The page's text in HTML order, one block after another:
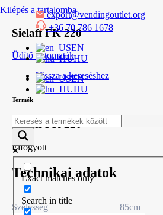
Kilépés a tartalombaexport@vendingoutlet.org
+36 70 786 1678
EN
HU
EN
HU
Exact matches only
Search in title
Sielaff FK 220
Üdítő automaták
Vissza a kereséshez
Termék
Sielaff FK 220
Elfogyott
Technikai adatok
Szélesség
85cm